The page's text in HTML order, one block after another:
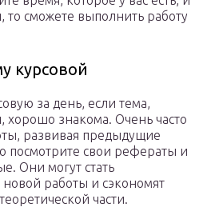
то сможете выполнить работу
курсовой
за день, если тема,
знакома. Очень часто
развивая предыдущие
посмотрите свои рефераты и
Они могут стать
работы и сэкономят
части.